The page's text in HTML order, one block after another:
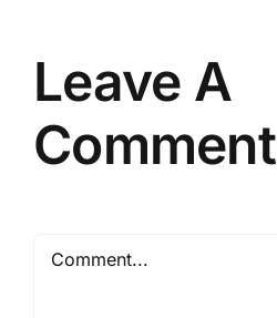
Leave A
Comment
Comment